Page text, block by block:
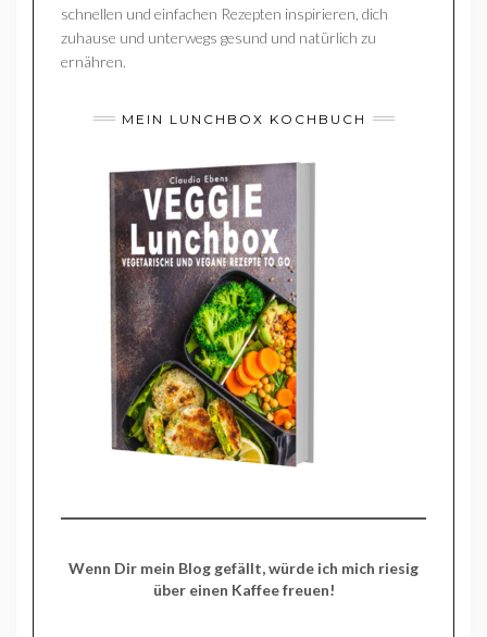
schnellen und einfachen Rezepten inspirieren, dich
zuhause und unterwegs gesund und natürlich zu
ernähren.
MEIN LUNCHBOX KOCHBUCH
Wenn Dir mein Blog gefällt, würde ich mich riesig
über einen Kaffee freuen!